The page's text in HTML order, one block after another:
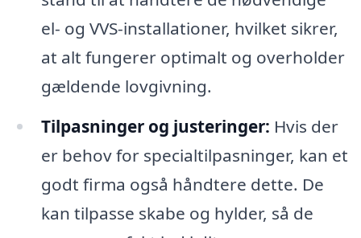
el- og VVS-installationer, hvilket sikrer,
at alt fungerer optimalt og overholder
gældende lovgivning.
Tilpasninger og justeringer: Hvis der
er behov for specialtilpasninger, kan et
godt firma også håndtere dette. De
kan tilpasse skabe og hylder, så de